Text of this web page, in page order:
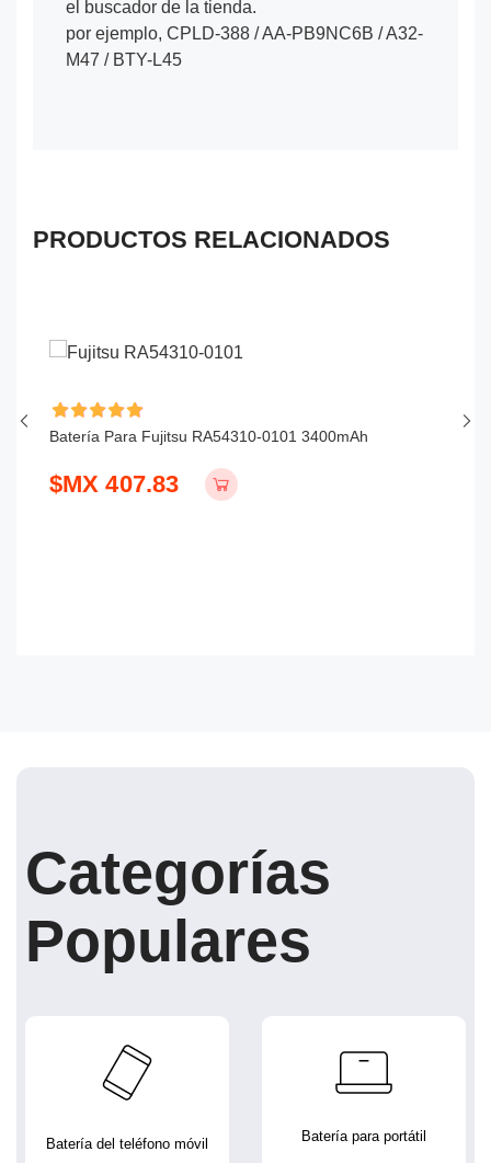
el buscador de la tienda.
por ejemplo, CPLD-388 / AA-PB9NC6B / A32-
M47 / BTY-L45
PRODUCTOS RELACIONADOS
Batería Para Fujitsu RA54310-0101 3400mAh
$MX 407.83
Categorías
Populares
Batería del teléfono móvil Batería para portátil